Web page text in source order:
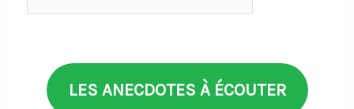
par
LES ANECDOTES À ÉCOUTER